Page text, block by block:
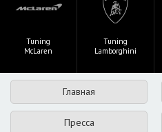
Tuning
McLaren
Tuning
Lamborghini
Главная
Пресса